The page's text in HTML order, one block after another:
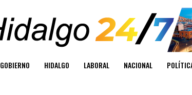
GOBIERNO HIDALGO LABORAL NACIONAL